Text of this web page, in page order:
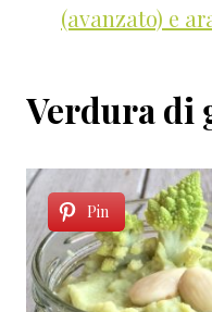
(avanzato) e
Verdura di
Pin